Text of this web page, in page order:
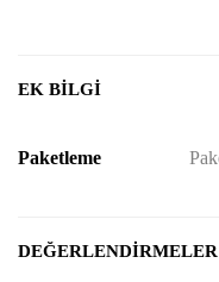
EK BILGI
Paketleme